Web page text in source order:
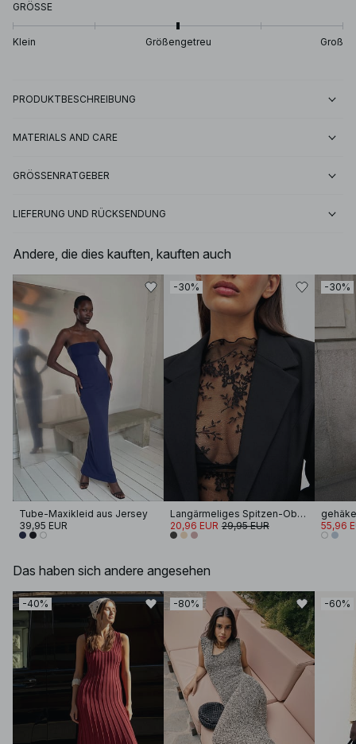
GRÖSSE
Klein Größengetreu Groß
PRODUKTBESCHREIBUNG
MATERIALS AND CARE
GRÖSSENRATGEBER
LIEFERUNG UND RÜCKSENDUNG
Andere, die dies kauften, kauften auch
Tube-Maxikleid aus Jersey
39,95 EUR
-30%
Langärmeliges Spitzen-Oberteil
20,96 EUR 29,95 EUR
-30%
55,96
Das haben sich andere angesehen
-40% -80% -60%